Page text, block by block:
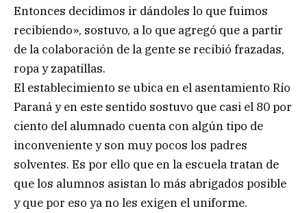
Entonces decidimos ir dándoles lo que fuimos
recibiendo», sostuvo, a lo que agregó que a partir
de la colaboración de la gente se recibió frazadas,
ropa y zapatillas.
El establecimiento se ubica en el asentamiento Río
Paraná y en este sentido sostuvo que casi el 80 por
ciento del alumnado cuenta con algún tipo de
inconveniente y son muy pocos los padres
solventes. Es por ello que en la escuela tratan de
que los alumnos asistan lo más abrigados posible
y que por eso ya no les exigen el uniforme.